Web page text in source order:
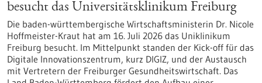
besucht das Universitätsklinikum Freiburg
Die baden-württembergische Wirtschaftsministerin Dr. Nicole
Hoffmeister-Kraut hat am 16. Juli 2026 das Uniklinikum
Freiburg besucht. Im Mittelpunkt standen der Kick-off für das
Digitale Innovationszentrum, kurz DIGIZ, und der Austausch
mit Vertretern der Freiburger Gesundheitswirtschaft. Das